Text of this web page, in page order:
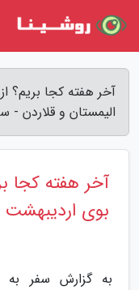
آخر هفته کجا بریم؟
الیمستان و قلاردن -
آخر هفته کجا
بوی اردیبهشت
به گزارش سفر به